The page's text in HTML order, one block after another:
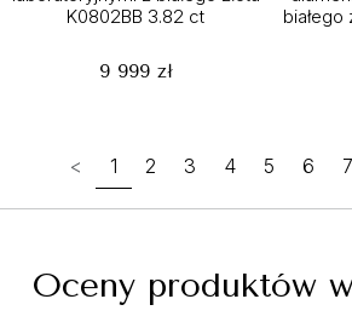
K0802BB 3.82 ct
9 999 zł
białego
< 1 2 3 4 5 6 7
Oceny produktów